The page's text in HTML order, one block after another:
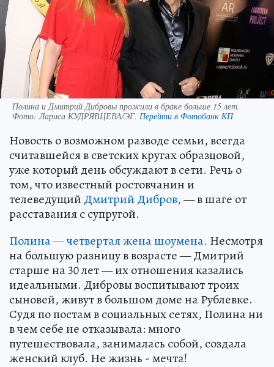
Полина и Дмитрий Дибровы прожили в браке больше 15 лет.
Фото:Лариса КУДРЯВЦЕВА/ЭГ. Перейти в Фотобанк КП
Новость о возможном разводе семьи, всегда
считавшейся в светских кругах образцовой,
уже который день обсуждают в сети. Речь о
том, что известный ростовчанин и
телеведущий Дмитрий Дибров,— в шаге от
расставания с супругой.
Полина — четвертая жена шоумена. Несмотря
на большую разницу в возрасте — Дмитрий
старше на 30 лет — их отношения казались
идеальными. Дибровы воспитывают троих
сыновей, живут в большом доме на Рублевке.
Судя по постам в социальных сетях, Полина ни
в чем себе не отказывала: много
путешествовала, занималась собой, создала
женский клуб. Не жизнь - мечта!